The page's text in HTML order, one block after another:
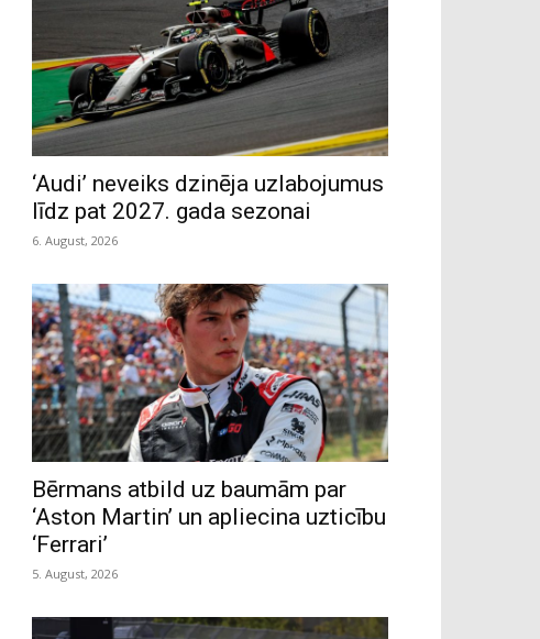
‘Audi’ neveiks dzinēja uzlabojumus
līdz pat 2027. gada sezonai
6. August, 2026
Bērmans atbild uz baumām par
‘Aston Martin’ un apliecina uzticību
‘Ferrari’
5. August, 2026